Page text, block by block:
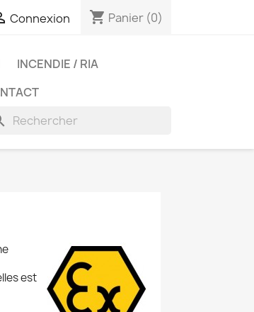
Connexion shopping_cart Panier (0)
INCENDIE / RIA
est